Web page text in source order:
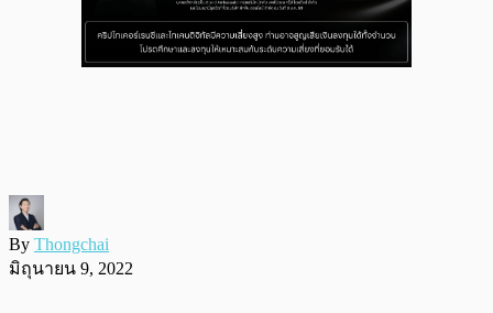
By Thongchai
มิถุนายน 9, 2022